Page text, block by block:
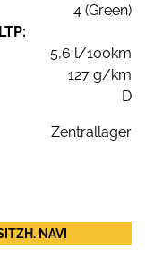
4 (Green)
5,6 l/100km
127 g/km
D
Zentrallager
NAVI